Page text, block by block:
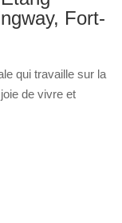
Fort-
qui travaille sur la
de vivre et